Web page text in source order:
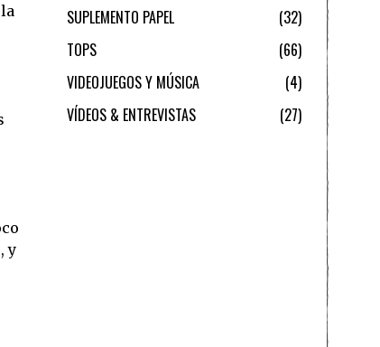
y
SUPLEMENTO PAPEL
32
TOPS
66
VIDEOJUEGOS Y MÚSICA
4
VÍDEOS & ENTREVISTAS
27